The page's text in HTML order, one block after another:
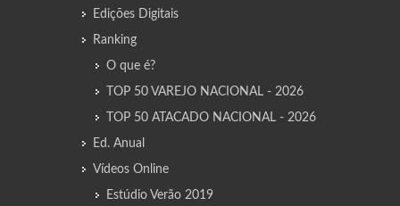
Edições Digitais
Ranking
O que é?
TOP 50 VAREJO NACIONAL - 2026
TOP 50 ATACADO NACIONAL - 2026
Ed. Anual
Vídeos Online
Estúdio Verão 2019